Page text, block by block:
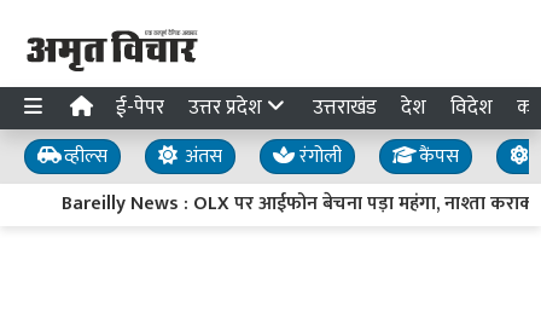
ई-पेपर उत्तर प्रदेश उत्तराखंड देश विदेश
व्हील्स अंतस रंगोली कैंपस
Bareilly News : OLX पर आईफोन बेचना पड़ा महंगा, नाश्ता